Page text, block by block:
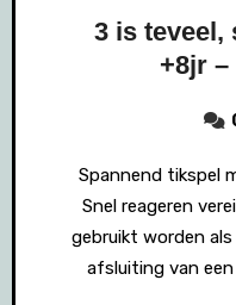
3 is teveel,
+8jr –
Spannend tikspel met twee actieve personen.
Snel reageren
gebruikt worden
afsluiting van een